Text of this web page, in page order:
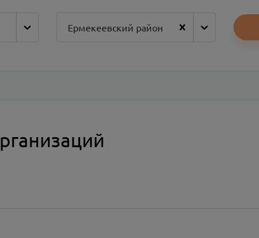
Ермекеевский район